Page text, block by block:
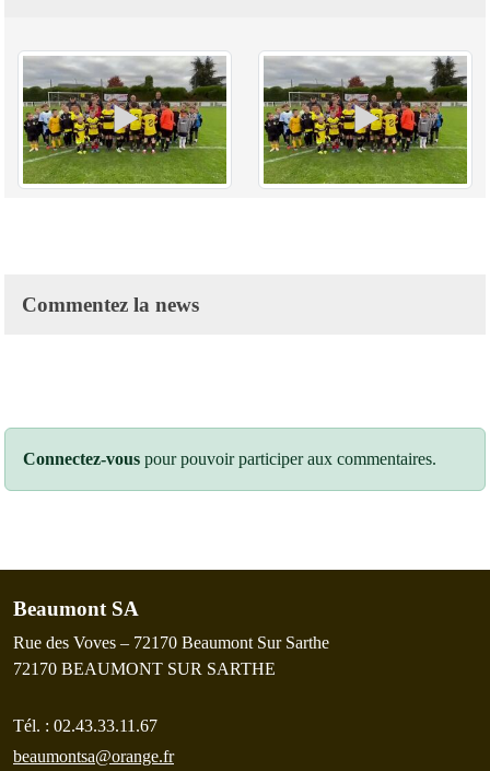
Commentez la news
Connectez-vous pour pouvoir participer aux commentaires.
Beaumont SA
Rue des Voves – 72170 Beaumont Sur Sarthe
72170 BEAUMONT SUR SARTHE
Tél. : 02.43.33.11.67
beaumontsa@orange.fr